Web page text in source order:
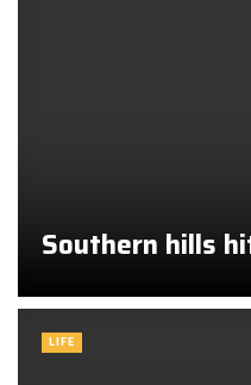
Southern hills
LIFE